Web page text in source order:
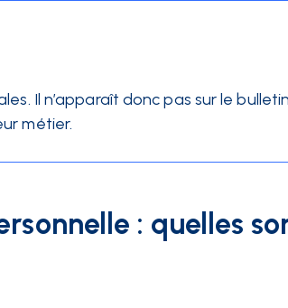
Il n’apparaît donc pas sur le
métier.
: quelles